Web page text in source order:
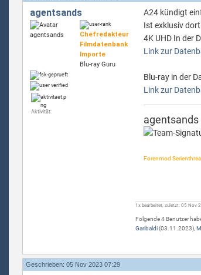
agentsands
Chefredakteur
Filmdatenbank
Importe
Blu-ray Guru
Aktivität:
A24 kündigt
Ist exklusiv
4K UHD In der
Link zur
Blu-ray in der
Link zur
agentsands
Forenmod
1x bearbeitet, zuletzt: 05 Nov
Folgende 4 Benutzer
Garibaldi(03.11.2023),
Geschrieben: 05 Nov 2023 07:29